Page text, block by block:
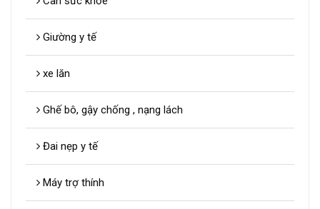
Giường y tế
xe lăn
Ghế bô, gậy chống , nạng lách
Đai nẹp y tế
Máy trợ thính